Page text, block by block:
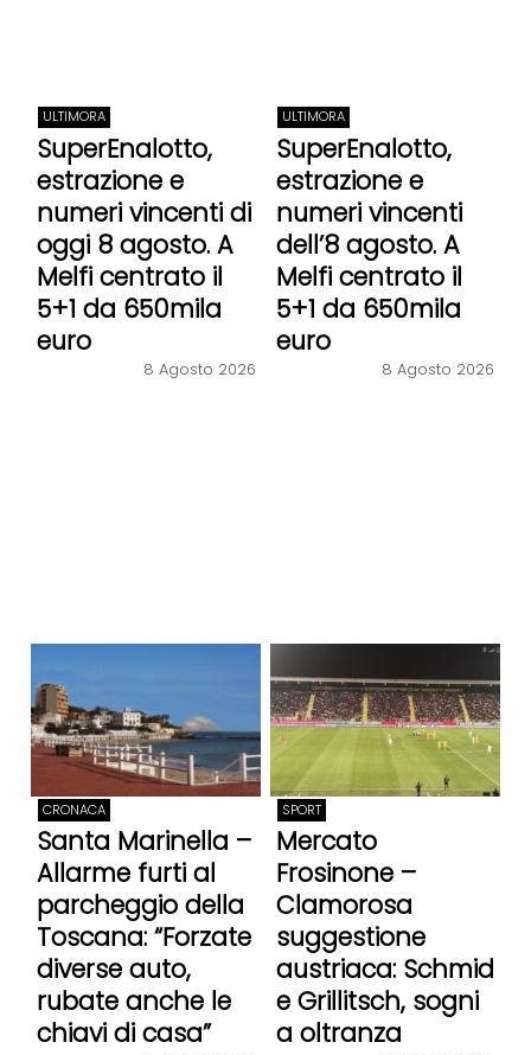
ULTIMORA
SuperEnalotto,
estrazione e
numeri vincenti di
oggi 8 agosto. A
Melfi centrato il
5+1 da 650mila
euro
8 Agosto 2026
ULTIMORA
SuperEnalotto,
estrazione e
numeri vincenti
dell’8 agosto. A
Melfi centrato il
5+1 da 650mila
euro
8 Agosto 2026
CRONACA
Santa Marinella –
Allarme furti al
parcheggio della
Toscana: “Forzate
diverse auto,
rubate anche le
chiavi di casa”
SPORT
Mercato
Frosinone –
Clamorosa
suggestione
austriaca: Schmid
e Grillitsch, sogni
a oltranza